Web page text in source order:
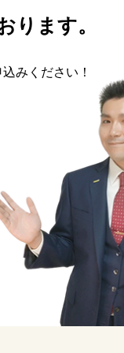
ります。
みください！